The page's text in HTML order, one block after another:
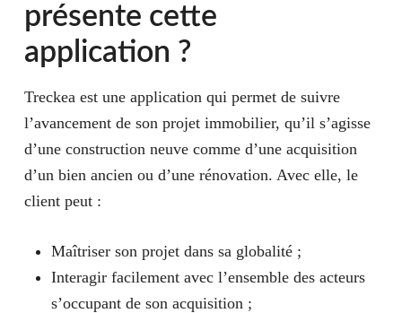
présente cette
application ?
Treckea est une application qui permet de suivre
l’avancement de son projet immobilier, qu’il s’agisse
d’une construction neuve comme d’une acquisition
d’un bien ancien ou d’une rénovation. Avec elle, le
client peut :
Maîtriser son projet dans sa globalité ;
Interagir facilement avec l’ensemble des acteurs
s’occupant de son acquisition ;